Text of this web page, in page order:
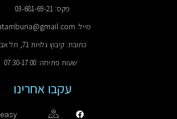
פקס: 03-681-69-21
מייל: hatamburia@gmail.com
כתובת: קיבוץ גלויות 71, תל אביב
שעות פתיחה: 07:30-17:00
עקבו אחרינו
easy